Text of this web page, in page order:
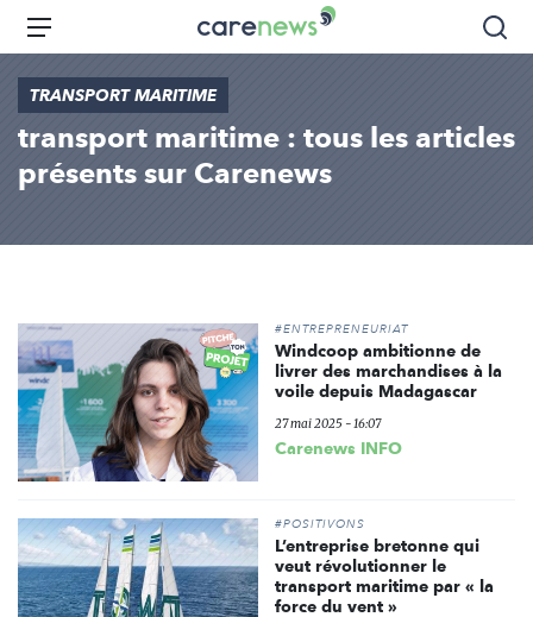
Aller
principal
Carenews,
Le
média
des
acteurs
de
l'engagement
Menu
TRANSPORT MARITIME
transport maritime : tous les articles
présents sur Carenews
#ENTREPRENEURIAT
Windcoop ambitionne de
livrer des marchandises à la
voile depuis Madagascar
27 mai 2025 - 16:07
Carenews INFO
#POSITIVONS
L’entreprise bretonne qui
veut révolutionner le
transport maritime par « la
force du vent »